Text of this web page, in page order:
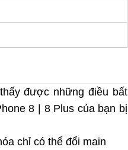
được những điều bất
8 | 8 Plus của bạn bị
chỉ có thể đổi main